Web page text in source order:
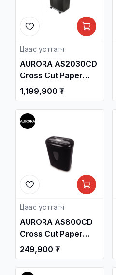
Цаас устгагч
AURORA AS2030CD
Cross Cut Paper
Shredder
1,199,900 ₮
Цаас устгагч
AURORA AS800CD
Cross Cut Paper
Shredder
249,900 ₮